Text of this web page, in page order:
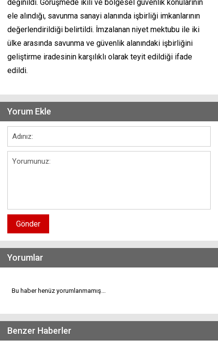
değinildi. Görüşmede ikili ve bölgesel güvenlik konularının
ele alındığı, savunma sanayi alanında işbirliği imkanlarının
değerlendirildiği belirtildi. İmzalanan niyet mektubu ile iki
ülke arasında savunma ve güvenlik alanındaki işbirliğini
geliştirme iradesinin karşılıklı olarak teyit edildiği ifade
edildi.
Yorum Ekle
Gönder
Yorumlar
Bu haber henüz yorumlanmamış...
Benzer Haberler